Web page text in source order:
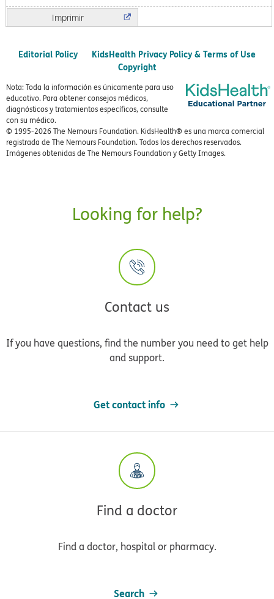
Imprimir
Editorial Policy
KidsHealth Privacy Policy & Terms of Use
Copyright
Nota: Toda la información es únicamente para uso
educativo. Para obtener consejos médicos,
diagnósticos y tratamientos específicos, consulte
con su médico.
© 1995-2026 The Nemours Foundation. KidsHealth® es una marca comercial
registrada de The Nemours Foundation. Todos los derechos reservados.
Imágenes obtenidas de The Nemours Foundation y Getty Images.
Looking for help?
Contact us
If you have questions, find the number you need to get help
and support.
Get contact info
Find a doctor
Find a doctor, hospital or pharmacy.
Search